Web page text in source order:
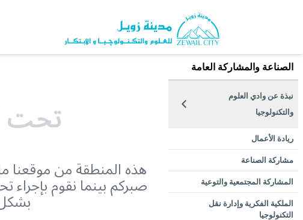
الصناعة والمشاركة العامة
نبذة عن وادي العلوم
والتكنولوجيا
بيان مدير وادي العلوم والتكنولوجيا
ريادة الأعمال
مشاركة الصناعة
المشاركة المجتمعية والتوعية
الملكية الفكرية وإدارة نقل
التكنولوجيا
تحت
هذه المنطقة من موقعنا
صبركم بينما نقوم